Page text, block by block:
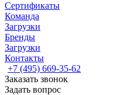
Сертификаты
Команда
Загрузки
Бренды
Загрузки
Контакты
+7 (495) 669-35-62
Заказать звонок
Задать вопрос